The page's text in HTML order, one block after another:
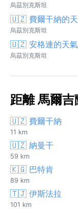
烏茲別克斯坦
🇺🇿 費爾干納的
烏茲別克斯坦
🇺🇿 安格連的天氣
烏茲別克斯坦
距離 馬爾
🇺🇿 費爾干納
11 km
🇺🇿 納曼干
59 km
🇰🇬 巴特肯
89 km
🇹🇯 伊斯法拉
101 km